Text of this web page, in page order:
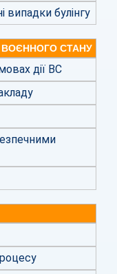
випадки булінгу
ВОЄННОГО СТАНУ
дії ВС